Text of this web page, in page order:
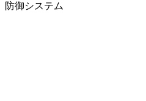
防御システム